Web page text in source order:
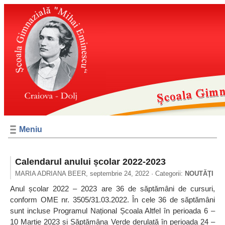
Meniu
Calendarul anului școlar 2022-2023
MARIA ADRIANA BEER, septembrie 24, 2022 · Categorii: NOUTĂŢI
Anul școlar 2022 – 2023 are 36 de săptămâni de cursuri,
conform OME nr. 3505/31.03.2022. În cele 36 de săptămâni
sunt incluse Programul Național Școala Altfel în perioada 6 –
10 Martie 2023 și Săptămâna Verde derulată în perioada 24 –